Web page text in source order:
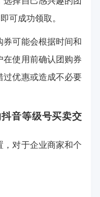
可成功领取。
可能会根据时间和
使用前确认团购券
过优惠或造成不必要
抖音等级号买卖交
对于企业商家和个